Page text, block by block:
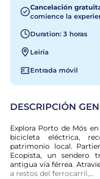
Cancelación
comience la
Duration: 3 horas
Leiria
Entrada móvil
DESCRIPCIÓN
Explora Porto de Mós
bicicleta eléctrica,
patrimonio local.
Ecopista, un sendero
antigua vía férrea.
a restos del ferrocarril,...